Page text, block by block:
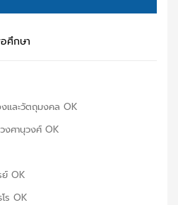
ศึกษา
งและวัตถุมงคล OK
งศานุวงศ์ OK
ย์ OK
ร OK